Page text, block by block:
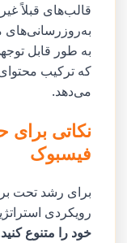
قالب‌های قبلاً
به طور قابل
که ترکیب
می‌دهد.
نکاتی برای
فیسبوک
برای رشد تحت
رویکردی
خود را متنوع کنید